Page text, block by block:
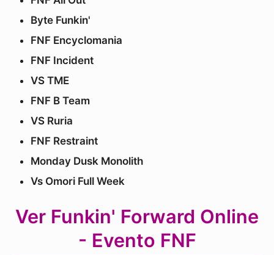
Byte Funkin'
FNF Encyclomania
FNF Incident
VS TME
FNF B Team
VS Ruria
FNF Restraint
Monday Dusk Monolith
Vs Omori Full Week
Ver Funkin' Forward Online
- Evento FNF